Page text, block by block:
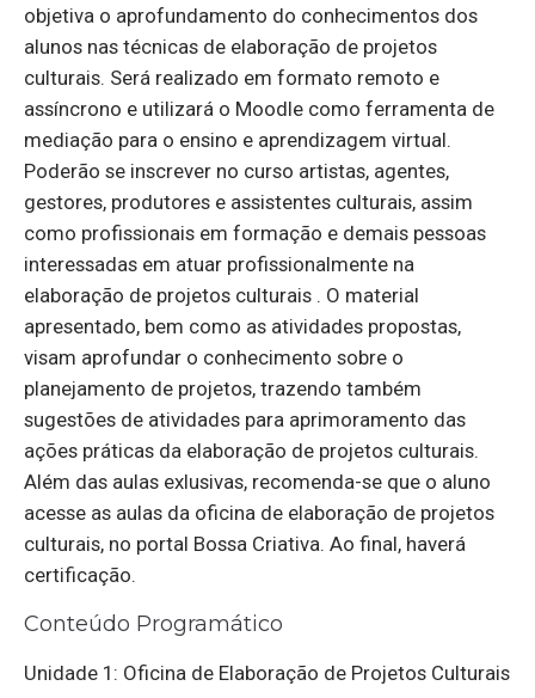
objetiva o aprofundamento do conhecimentos dos
alunos nas técnicas de elaboração de projetos
culturais. Será realizado em formato remoto e
assíncrono e utilizará o Moodle como ferramenta de
mediação para o ensino e aprendizagem virtual.
Poderão se inscrever no curso artistas, agentes,
gestores, produtores e assistentes culturais, assim
como profissionais em formação e demais pessoas
interessadas em atuar profissionalmente na
elaboração de projetos culturais . O material
apresentado, bem como as atividades propostas,
visam aprofundar o conhecimento sobre o
planejamento de projetos, trazendo também
sugestões de atividades para aprimoramento das
ações práticas da elaboração de projetos culturais.
Além das aulas exlusivas, recomenda-se que o aluno
acesse as aulas da oficina de elaboração de projetos
culturais, no portal Bossa Criativa. Ao final, haverá
certificação.
Conteúdo Programático
Unidade 1: Oficina de Elaboração de Projetos Culturais